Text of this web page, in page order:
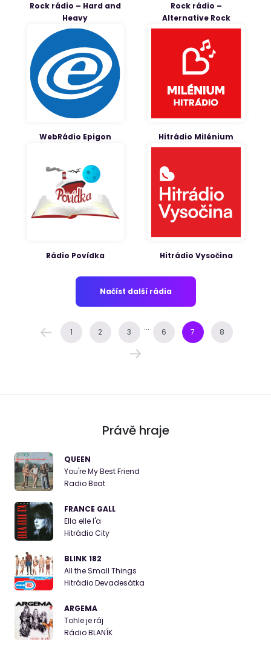
Rock rádio – Hard and
Heavy
Rock rádio –
Alternative Rock
WebRádio Epigon Hitrádio Milénium
Rádio Povídka Hitrádio Vysočina
Načíst další rádia
1 2 3 ... 6 7 8
Právě hraje
QUEEN
You're My Best Friend
Radio Beat
FRANCE GALL
Ella elle l'a
Hitrádio City
BLINK 182
All the Small Things
Hitrádio Devadesátka
ARGEMA
Tohle je ráj
Rádio BLANÍK